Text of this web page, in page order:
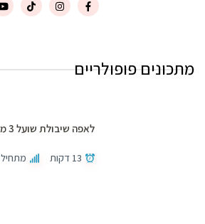
מתכונים פופולריים
לאפה שיבולת שועל 3 מצרכים
13 דקות מתחיל